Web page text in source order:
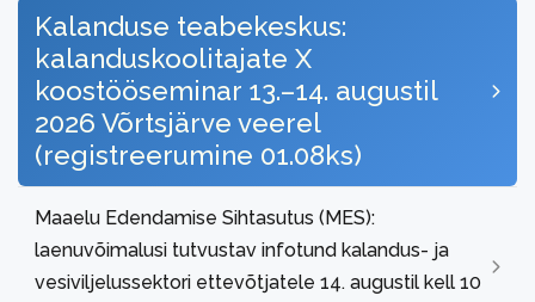
Kalanduse teabekeskus:
kalanduskoolitajate X
koostööseminar 13.–14. augustil
2026 Võrtsjärve veerel
(registreerumine 01.08ks)
Maaelu Edendamise Sihtasutus (MES):
laenuvõimalusi tutvustav infotund kalandus- ja
vesiviljelussektori ettevõtjatele 14. augustil kell 10